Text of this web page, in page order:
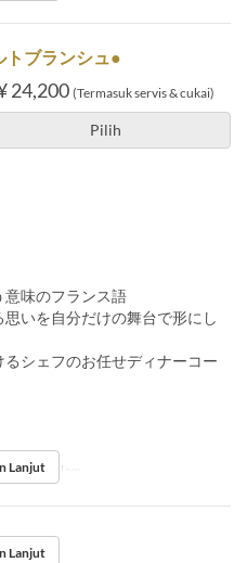
トブランシュ●
24,200 (Termasuk servis & cukai)
Pilih
意味のフランス語
いを自分だけの舞台で形にし
シェフのお任せディナーコー
Makan Malam
Lanjut
Lanjut